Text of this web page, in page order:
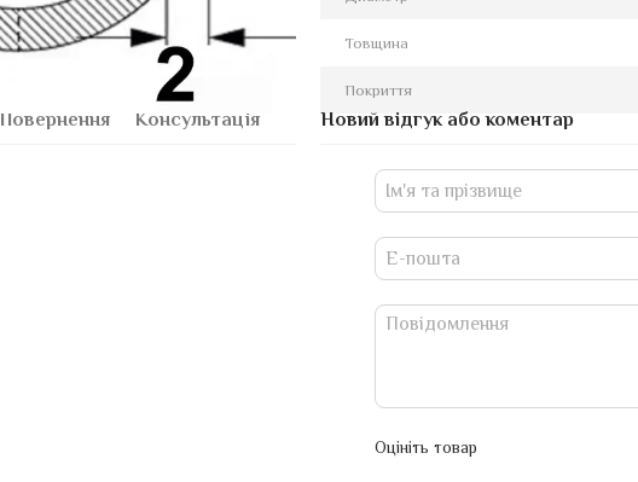
Повернення Консультація
Товщина
Покриття
Новий відгук або коментар
Оцініть товар